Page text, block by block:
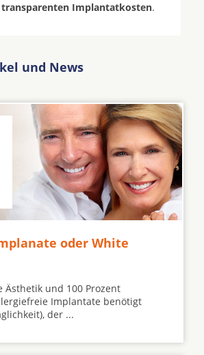
transparenten Implantatkosten.
und News
oder White
Ästhetik und 100 Prozent
Implantate benötigt
der ...